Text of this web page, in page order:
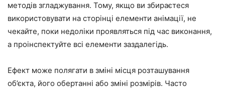
методів згладжування. Тому, якщо ви збираєтеся
використовувати на сторінці елементи анімації, не
чекайте, поки недоліки проявляться під час виконання,
а проінспектуйте всі елементи заздалегідь.
Ефект може полягати в зміні місця розташування
об’єкта, його обертанні або зміні розмірів. Часто